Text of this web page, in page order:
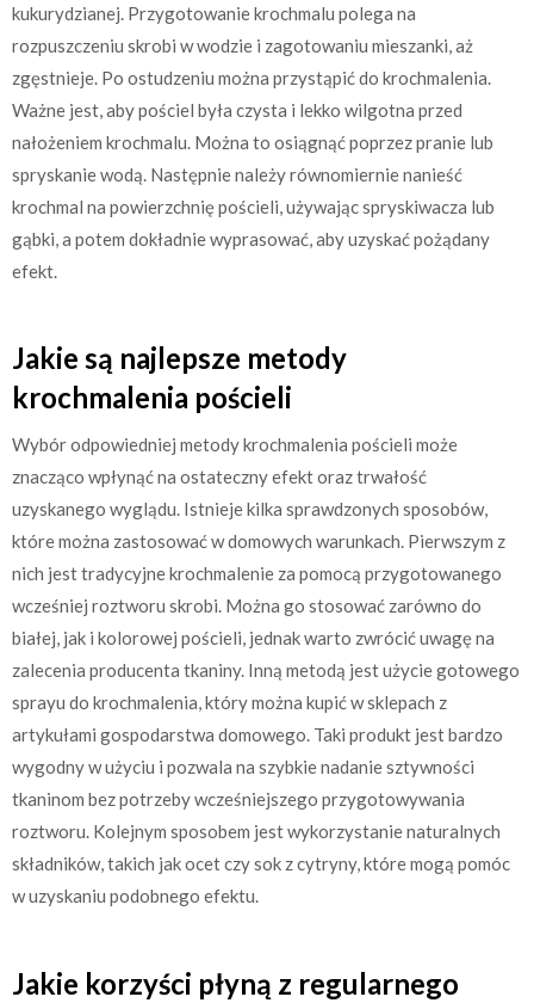
kukurydzianej. Przygotowanie krochmalu polega na
rozpuszczeniu skrobi w wodzie i zagotowaniu mieszanki, aż
zgęstnieje. Po ostudzeniu można przystąpić do krochmalenia.
Ważne jest, aby pościel była czysta i lekko wilgotna przed
nałożeniem krochmalu. Można to osiągnąć poprzez pranie lub
spryskanie wodą. Następnie należy równomiernie nanieść
krochmal na powierzchnię pościeli, używając spryskiwacza lub
gąbki, a potem dokładnie wyprasować, aby uzyskać pożądany
efekt.
Jakie są najlepsze metody
krochmalenia pościeli
Wybór odpowiedniej metody krochmalenia pościeli może
znacząco wpłynąć na ostateczny efekt oraz trwałość
uzyskanego wyglądu. Istnieje kilka sprawdzonych sposobów,
które można zastosować w domowych warunkach. Pierwszym z
nich jest tradycyjne krochmalenie za pomocą przygotowanego
wcześniej roztworu skrobi. Można go stosować zarówno do
białej, jak i kolorowej pościeli, jednak warto zwrócić uwagę na
zalecenia producenta tkaniny. Inną metodą jest użycie gotowego
sprayu do krochmalenia, który można kupić w sklepach z
artykułami gospodarstwa domowego. Taki produkt jest bardzo
wygodny w użyciu i pozwala na szybkie nadanie sztywności
tkaninom bez potrzeby wcześniejszego przygotowywania
roztworu. Kolejnym sposobem jest wykorzystanie naturalnych
składników, takich jak ocet czy sok z cytryny, które mogą pomóc
w uzyskaniu podobnego efektu.
Jakie korzyści płyną z regularnego